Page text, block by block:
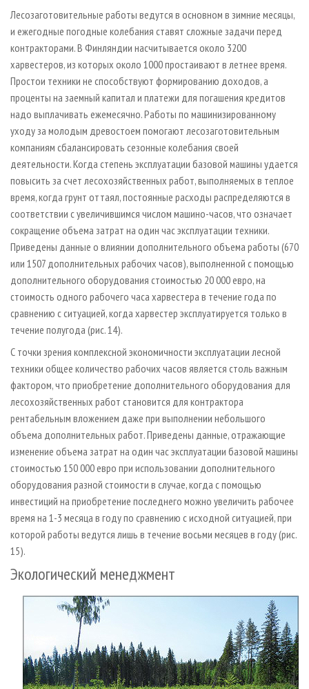
Лесозаготовительные работы ведутся в основном в зимние месяцы,
и ежегодные погодные колебания ставят сложные задачи перед
контракторами. В Финляндии насчитывается около 3200
харвестеров, из которых около 1000 простаивают в летнее время.
Простои техники не способствуют формированию доходов, а
проценты на заемный капитал и платежи для погашения кредитов
надо выплачивать ежемесячно. Работы по машинизированному
уходу за молодым древостоем помогают лесозаготовительным
компаниям сбалансировать сезонные колебания своей
деятельности. Когда степень эксплуатации базовой машины удается
повысить за счет лесохозяйственных работ, выполняемых в теплое
время, когда грунт оттаял, постоянные расходы распределяются в
соответствии с увеличившимся числом машино-часов, что означает
сокращение объема затрат на один час эксплуатации техники.
Приведены данные о влиянии дополнительного объема работы (670
или 1507 дополнительных рабочих часов), выполненной с помощью
дополнительного оборудования стоимостью 20 000 евро, на
стоимость одного рабочего часа харвестера в течение года по
сравнению с ситуацией, когда харвестер эксплуатируется только в
течение полугода (рис. 14).
С точки зрения комплексной экономичности эксплуатации лесной
техники общее количество рабочих часов является столь важным
фактором, что приобретение дополнительного оборудования для
лесохозяйственных работ становится для контрактора
рентабельным вложением даже при выполнении небольшого
объема дополнительных работ. Приведены данные, отражающие
изменение объема затрат на один час эксплуатации базовой машины
стоимостью 150 000 евро при использовании дополнительного
оборудования разной стоимости в случае, когда с помощью
инвестиций на приобретение последнего можно увеличить рабочее
время на 1-3 месяца в году по сравнению с исходной ситуацией, при
которой работы ведутся лишь в течение восьми месяцев в году (рис.
15).
Экологический менеджмент